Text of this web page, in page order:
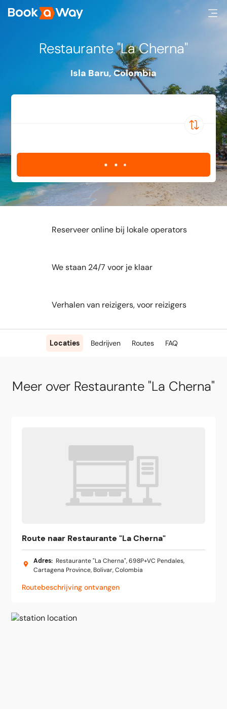
Restaurante "La Cherna"
Isla Baru, Colombia
Locaties Bedrijven Routes FAQ
Reserveer online bij lokale operators
We staan 24/7 voor je klaar
Verhalen van reizigers, voor reizigers
Meer over Restaurante "La Cherna"
Route naar Restaurante "La Cherna"
Adres: Restaurante "La Cherna", 698P+VC Pendales,
Cartagena Province, Bolivar, Colombia
Routebeschrijving ontvangen